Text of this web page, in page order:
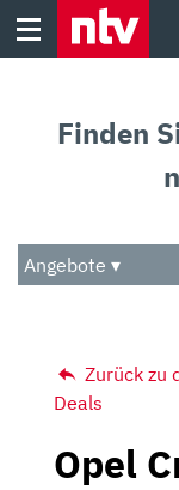
Skip
Audio
Das Beste
Finden
Angebote ▾
Zurück zu
Deals
Opel